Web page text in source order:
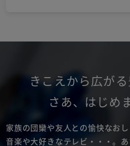
きこえから広が
さあ、 はじめ
家族の団欒や友人との愉快なお
音楽や大好きなテレビ・・・。